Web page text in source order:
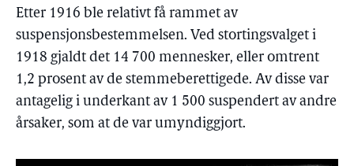
Etter 1916 ble relativt få rammet av
suspensjonsbestemmelsen. Ved stortingsvalget i
1918 gjaldt det 14 700 mennesker, eller omtrent
1,2 prosent av de stemmeberettigede. Av disse var
antagelig i underkant av 1 500 suspendert av andre
årsaker, som at de var umyndiggjort.